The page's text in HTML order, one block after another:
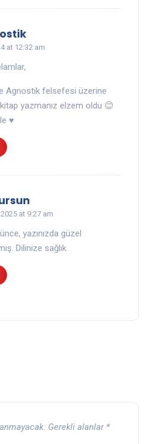
says:
at 12:32 am
Agnostik felsefesi üzerine
yazmanız elzem oldu 😊
♥️
at 9:27 am
yazınızda güzel
Dilinize sağlık.
Gerekli alanlar *